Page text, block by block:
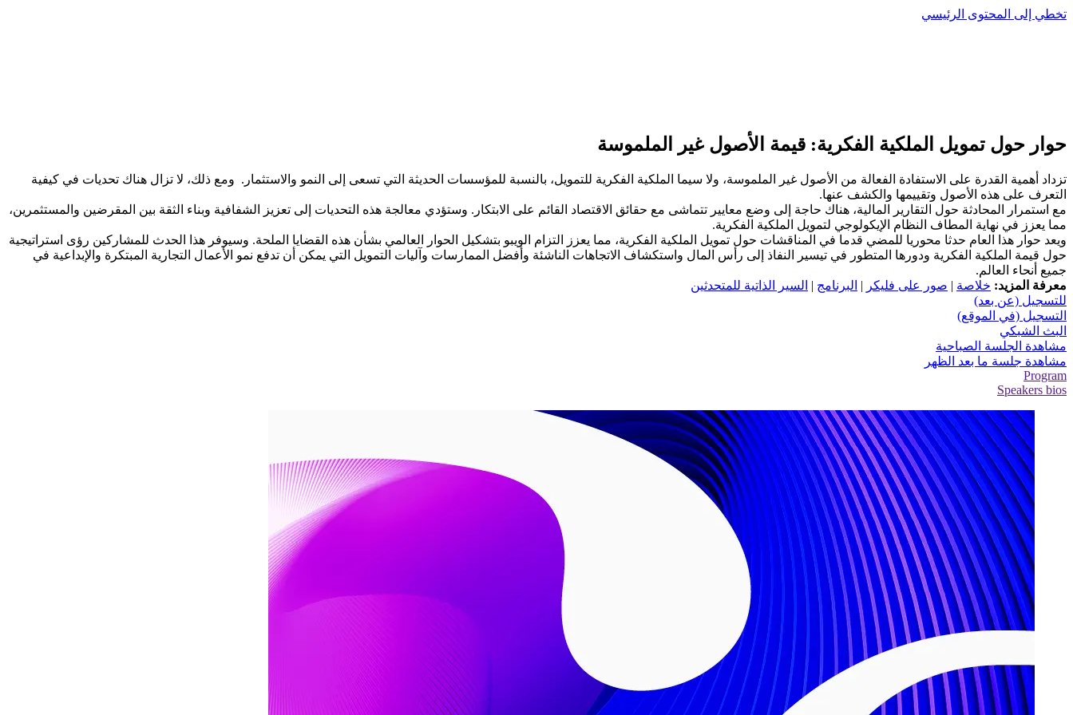
تخطي إلى المحتوى الرئيسي
حوار حول تمويل الملكية الفكرية: قيمة الأصول غير الملموسة
تزداد أهمية القدرة على الاستفادة الفعالة من الأصول غير الملموسة، ولا سيما الملكية الفكرية للتمويل، بالنسبة للمؤسسات الحديثة التي تسعى إلى النمو والاستثمار. ومع ذلك، لا تزال هناك تحديات في كيفية
التعرف على هذه الأصول وتقييمها والكشف عنها.
مع استمرار المحادثة حول التقارير المالية، هناك حاجة إلى وضع معايير تتماشى مع حقائق الاقتصاد القائم على الابتكار. وستؤدي معالجة هذه التحديات إلى تعزيز الشفافية وبناء الثقة بين المقرضين والمستثمرين،
مما يعزز في نهاية المطاف النظام الإيكولوجي لتمويل الملكية الفكرية.
ويعد حوار هذا العام حدثا محوريا للمضي قدما في المناقشات حول تمويل الملكية الفكرية، مما يعزز التزام الويبو بتشكيل الحوار العالمي بشأن هذه القضايا الملحة. وسيوفر هذا الحدث للمشاركين رؤى استراتيجية
حول قيمة الملكية الفكرية ودورها المتطور في تيسير النفاذ إلى رأس المال واستكشاف الاتجاهات الناشئة وأفضل الممارسات وآليات التمويل التي يمكن أن تدفع نمو الأعمال التجارية المبتكرة والإبداعية في
جميع أنحاء العالم.
معرفة المزيد: خلاصة | صور على فليكر | البرنامج | السير الذاتية للمتحدثين
للتسجيل (عن بعد)
التسجيل (في الموقع)
البث الشبكي
مشاهدة الجلسة الصباحية
مشاهدة جلسة ما بعد الظهر
Program
Speakers bios